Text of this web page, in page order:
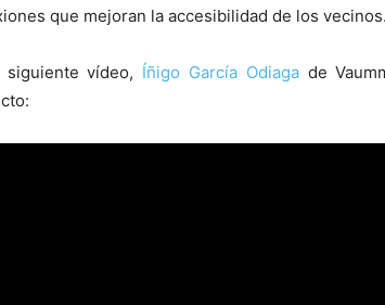
que mejoran la accesibilidad de los vecinos.
siguiente vídeo, Íñigo García Odiagade